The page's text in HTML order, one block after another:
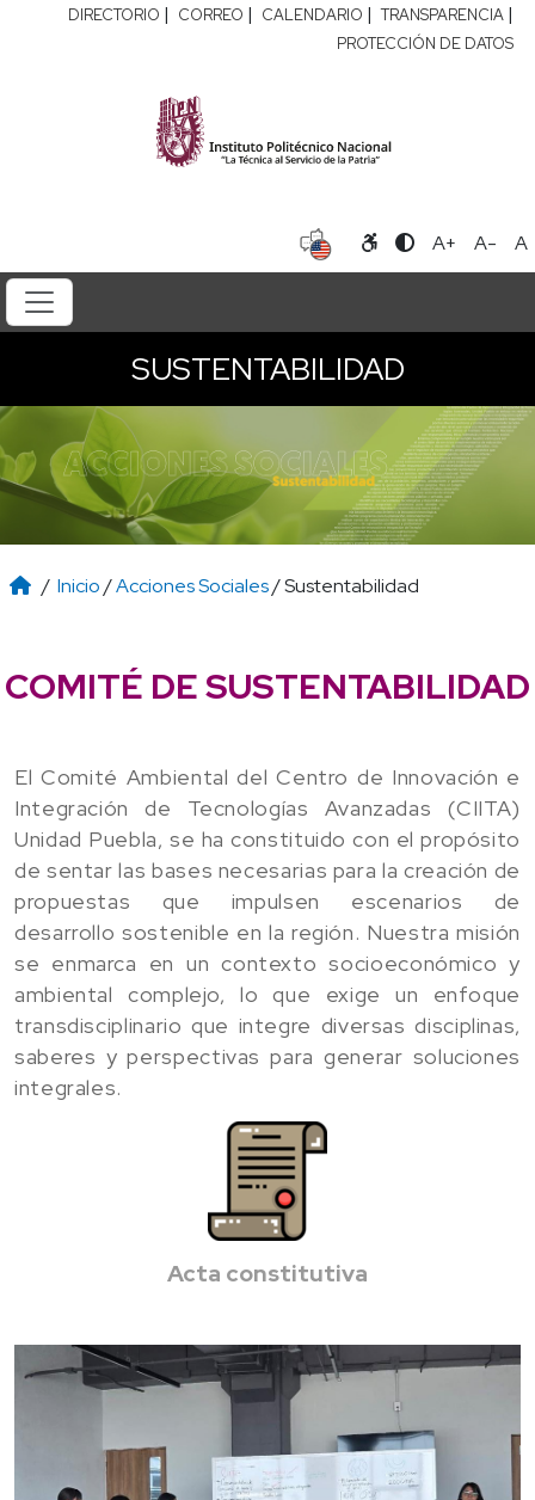
DIRECTORIO | CORREO | CALENDARIO | TRANSPARENCIA |
PROTECCIÓN DE DATOS
A+ A- A
SUSTENTABILIDAD
/ Inicio/Acciones Sociales/ Sustentabilidad
COMITÉ DE SUSTENTABILIDAD
El Comité Ambiental del Centro de Innovación e
Integración de Tecnologías Avanzadas (CIITA)
Unidad Puebla, se ha constituido con el propósito
de sentar las bases necesarias para la creación de
propuestas que impulsen escenarios de
desarrollo sostenible en la región. Nuestra misión
se enmarca en un contexto socioeconómico y
ambiental complejo, lo que exige un enfoque
transdisciplinario que integre diversas disciplinas,
saberes y perspectivas para generar soluciones
integrales.
Acta constitutiva